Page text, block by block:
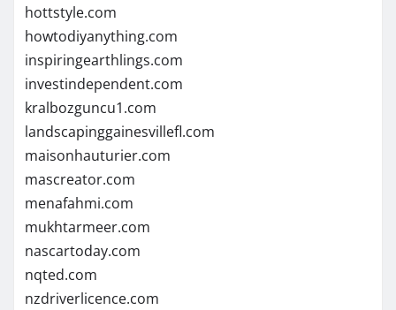
hottstyle.com
howtodiyanything.com
inspiringearthlings.com
investindependent.com
kralbozguncu1.com
landscapinggainesvillefl.com
maisonhauturier.com
mascreator.com
menafahmi.com
mukhtarmeer.com
nascartoday.com
nqted.com
nzdriverlicence.com